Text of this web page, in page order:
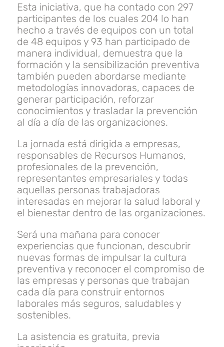
Esta iniciativa, que ha contado con 297
participantes de los cuales 204 lo han
hecho a través de equipos con un total
de 48 equipos y 93 han participado de
manera individual, demuestra que la
formación y la sensibilización preventiva
también pueden abordarse mediante
metodologías innovadoras, capaces de
generar participación, reforzar
conocimientos y trasladar la prevención
al día a día de las organizaciones.
La jornada está dirigida a empresas,
responsables de Recursos Humanos,
profesionales de la prevención,
representantes empresariales y todas
aquellas personas trabajadoras
interesadas en mejorar la salud laboral y
el bienestar dentro de las organizaciones.
Será una mañana para conocer
experiencias que funcionan, descubrir
nuevas formas de impulsar la cultura
preventiva y reconocer el compromiso de
las empresas y personas que trabajan
cada día para construir entornos
laborales más seguros, saludables y
sostenibles.
La asistencia es gratuita, previa